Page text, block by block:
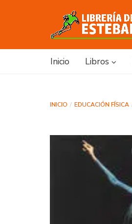
Inicio Libros
INICIO EDUCACIÓN FÍSICA